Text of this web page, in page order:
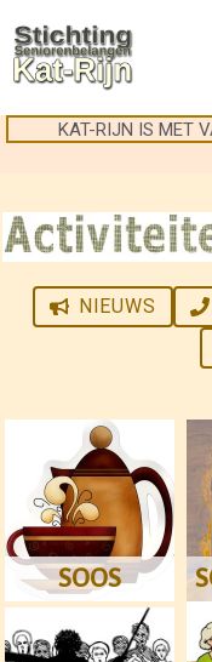
naar
de
KAT-RIJN IS MET
NIEUWS
SOOS